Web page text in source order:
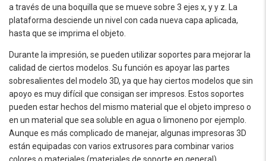
a través de una boquilla que se mueve sobre 3 ejes x, y y z. La
plataforma desciende un nivel con cada nueva capa aplicada,
hasta que se imprima el objeto.
Durante la impresión, se pueden utilizar soportes para mejorar la
calidad de ciertos modelos. Su función es apoyar las partes
sobresalientes del modelo 3D, ya que hay ciertos modelos que sin
apoyo es muy difícil que consigan ser impresos. Estos soportes
pueden estar hechos del mismo material que el objeto impreso o
en un material que sea soluble en agua o limoneno por ejemplo.
Aunque es más complicado de manejar, algunas impresoras 3D
están equipadas con varios extrusores para combinar varios